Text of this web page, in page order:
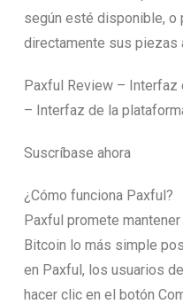
según esté disponible, o
directamente sus piezas
Paxful Review – Interfaz
– Interfaz de la
Suscríbase ahora
¿Cómo funciona Paxful?
Paxful promete
Bitcoin lo más simple
en Paxful, los usuarios
hacer clic en el botón